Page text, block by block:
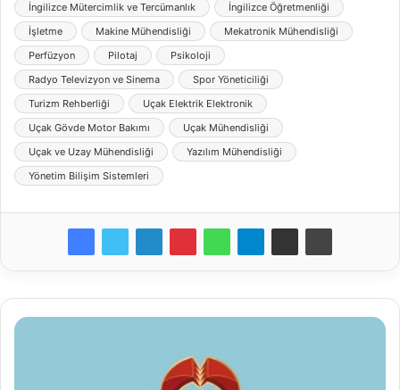
İngilizce Mütercimlik ve Tercümanlık
İngilizce Öğretmenliği
İşletme
Makine Mühendisliği
Mekatronik Mühendisliği
Perfüzyon
Pilotaj
Psikoloji
Radyo Televizyon ve Sinema
Spor Yöneticiliği
Turizm Rehberliği
Uçak Elektrik Elektronik
Uçak Gövde Motor Bakımı
Uçak Mühendisliği
Uçak ve Uzay Mühendisliği
Yazılım Mühendisliği
Yönetim Bilişim Sistemleri
Konya